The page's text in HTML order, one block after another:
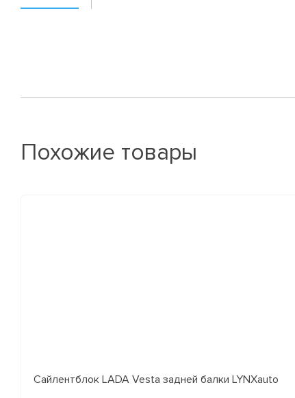
Похожие товары
Сайлентблок LADA Vesta задней балки LYNXauto